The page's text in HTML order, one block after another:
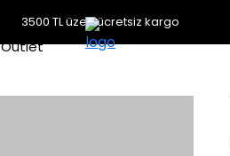
3500 TL üzeri ücretsiz kargo
Outlet